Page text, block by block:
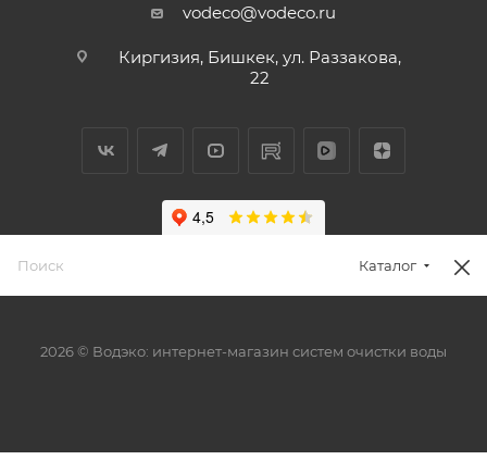
vodeco@vodeco.ru
Киргизия, Бишкек, ул. Раззакова,
22
2026 © Водэко: интернет-магазин систем очистки воды
Каталог